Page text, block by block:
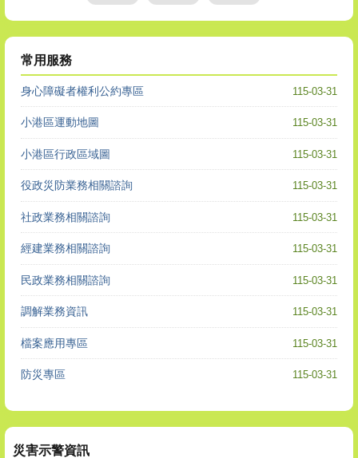
常用服務
115-03-31
身心障礙者權利公約專區
115-03-31
小港區運動地圖
115-03-31
小港區行政區域圖
115-03-31
役政災防業務相關諮詢
115-03-31
社政業務相關諮詢
115-03-31
經建業務相關諮詢
115-03-31
民政業務相關諮詢
115-03-31
調解業務資訊
115-03-31
檔案應用專區
115-03-31
防災專區
災害示警資訊